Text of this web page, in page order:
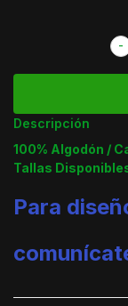
-
Descripción
100% Algodón /
Tallas
Para